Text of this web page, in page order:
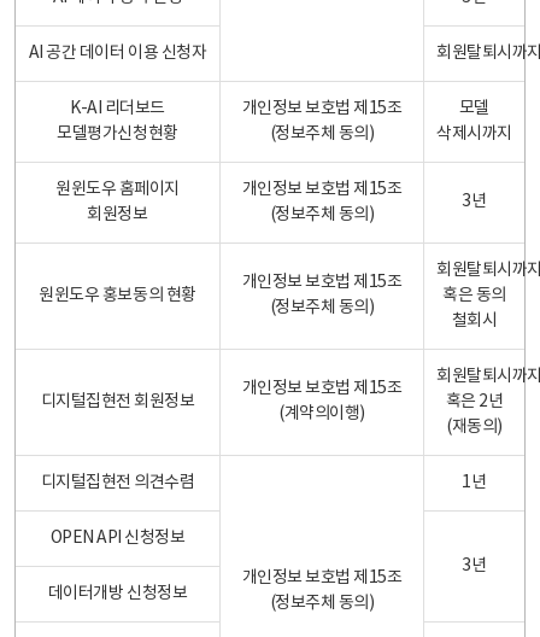
AI 공간 데이터 이용 신청자 회원탈퇴시까
K-AI 리더보드
모델평가신청현황
개인정보 보호법 제15조
(정보주체 동의)
모델
삭제시까지
원윈도우 홈페이지
회원정보
개인정보 보호법 제15조
(정보주체 동의)
3년
원윈도우 홍보동의 현황
개인정보 보호법 제15조
(정보주체 동의)
회원탈퇴시까
혹은 동의
철회시
디지털집현전 회원정보
개인정보 보호법 제15조
(계약의이행)
회원탈퇴시까
혹은 2년
(재동의)
디지털집현전 의견수렴
개인정보 보호법 제15조
(정보주체 동의)
1년
OPEN API 신청정보
3년
데이터개방 신청정보